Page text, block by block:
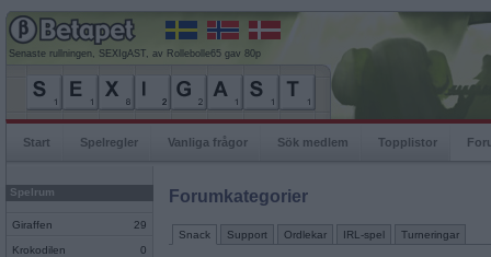
Senaste rullningen, SEXIgAST, av Rollebolle65 gav 80p
Start Spelregler Vanliga frågor Sök medlem Topplistor
Spelrum
Giraffen 29
Krokodilen 0
Forumkategorier
Snack Support Ordlekar IRL-spel Turneringar